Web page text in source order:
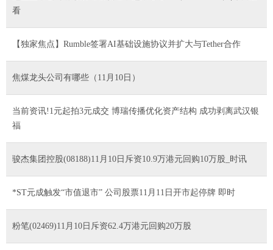
看
【独家焦点】Rumble签署AI基础设施协议并扩大与Tether合作
焦煤龙头公司有哪些（11月10日）
当前资讯!1元起拍3元成交 博瑞传播优化资产结构 成功剥离武汉银
福
骏杰集团控股(08188)11月10日斥资10.9万港元回购10万股_时讯
*ST元成触发“市值退市” 公司股票11月11日开市起停牌 即时
粉笔(02469)11月10日斥资62.4万港元回购20万股